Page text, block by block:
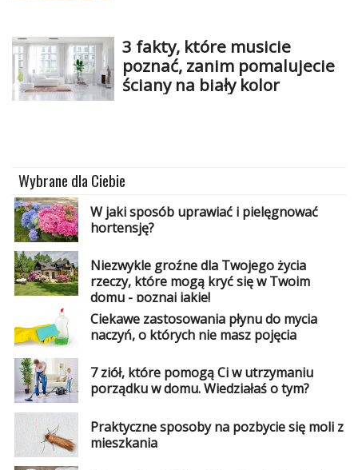
3 fakty, które musicie
poznać, zanim pomalujecie
ściany na biały kolor
Wybrane dla Ciebie
W jaki sposób uprawiać i pielęgnować
hortensję?
Niezwykle groźne dla Twojego życia
rzeczy, które mogą kryć się w Twoim
domu - poznaj jakie!
Ciekawe zastosowania płynu do mycia
naczyń, o których nie masz pojęcia
7 ziół, które pomogą Ci w utrzymaniu
porządku w domu. Wiedziałaś o tym?
Praktyczne sposoby na pozbycie się moli z
mieszkania